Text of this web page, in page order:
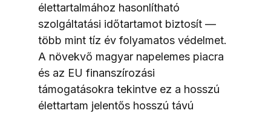
élettartalmához hasonlítható
szolgáltatási időtartamot biztosít —
több mint tíz év folyamatos védelmet.
A növekvő magyar napelemes piacra
és az EU finanszírozási
támogatásokra tekintve ez a hosszú
élettartam jelentős hosszú távú